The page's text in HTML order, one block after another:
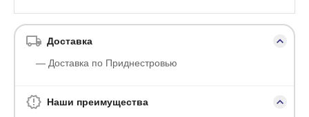
Доставка
— Доставка по Приднестровью
Наши преимущества